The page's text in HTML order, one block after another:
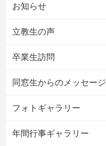
お知らせ
立教生の声
卒業生訪問
同窓生からのメッセージ
フォトギャラリー
年間行事ギャラリー